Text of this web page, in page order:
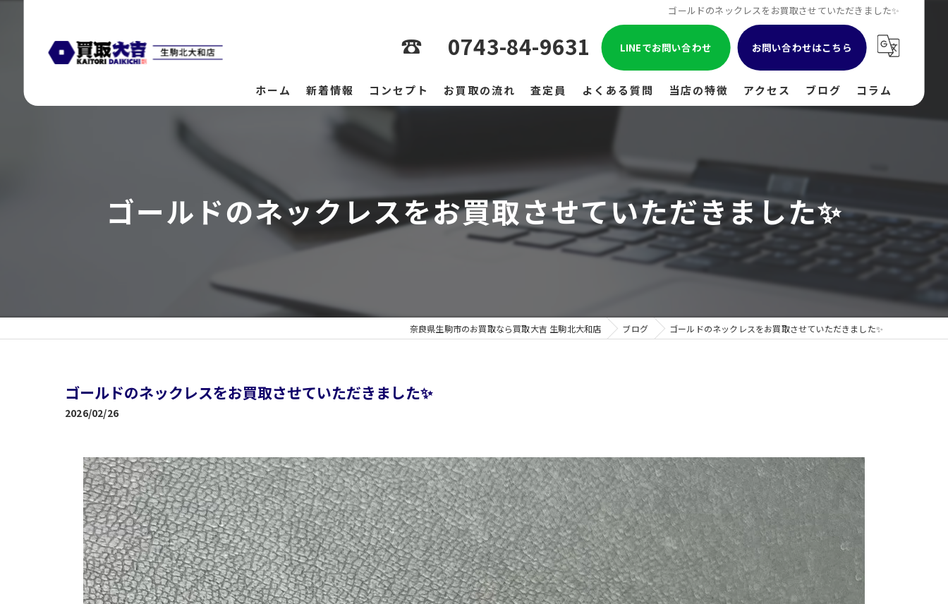
ゴールドのネックレスをお買取させていただきました✨
0743-84-9631 LINEでお問い合わせ お問い合わせはこちら
ホーム 新着情報 コンセプト お買取の流れ 査定員 よくある質問 当店の特徴
金
ブランド
時計
出張
アクセス ブログ コラム
ゴールドのネックレスをお買取させていただきました✨
奈良県生駒市のお買取なら買取大吉 生駒北大和店 ブログ ゴールドのネックレスをお買取させていただきました✨
ゴールドのネックレスをお買取させていただきました✨
2026/02/26